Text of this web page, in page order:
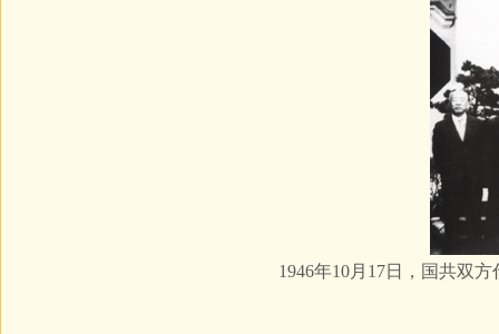
1946年10月17日，国共双